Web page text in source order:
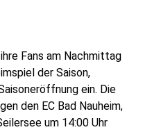
Fans am Nachmittag
der Saison,
ein. Die
den EC Bad Nauheim,
um 14:00 Uhr